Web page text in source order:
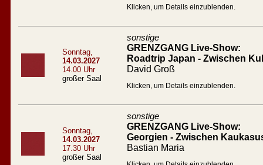
Klicken, um Details einzublenden.
Sonntag,
14.03.2027
14.00 Uhr
großer Saal
sonstige
GRENZGANG Live-Show:
Roadtrip Japan - Zwischen
David Groß
Klicken, um Details einzublenden.
Sonntag,
14.03.2027
17.30 Uhr
großer Saal
sonstige
GRENZGANG Live-Show:
Georgien - Zwischen
Bastian Maria